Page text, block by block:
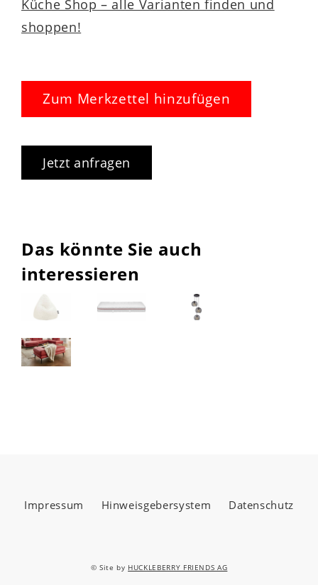
Küche Shop – alle Varianten finden und
shoppen!
Zum Merkzettel hinzufügen
Jetzt anfragen
Das könnte Sie auch
interessieren
Impressum Hinweisgebersystem Datenschutz
© Site by HUCKLEBERRY FRIENDS AG